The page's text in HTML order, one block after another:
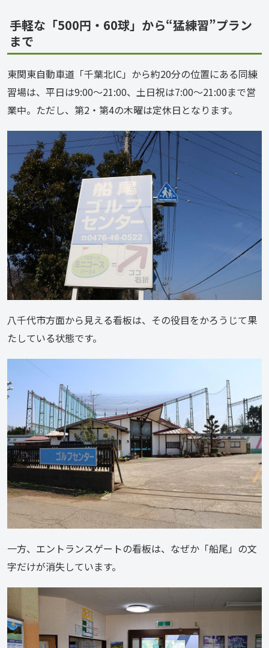
手軽な「500円・60球」から“猛練習”プラン
まで
東関東自動車道「千葉北IC」から約20分の位置にある同練
習場は、平日は9:00～21:00、土日祝は7:00～21:00まで営
業中。ただし、第2・第4の木曜は定休日となります。
八千代市方面から見える看板は、その役目をかろうじて果
たしている状態です。
一方、エントランスゲートの看板は、なぜか「船尾」の文
字だけが消失しています。